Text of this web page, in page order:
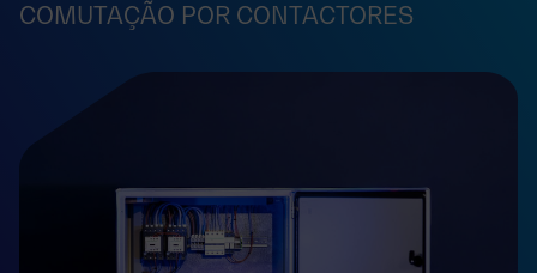
COMUTAÇÃO POR CONTACTORES